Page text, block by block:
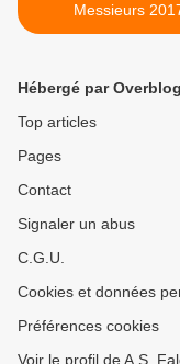
Messieurs
Hébergé par Overblog
Top articles
Pages
Contact
Signaler un abus
C.G.U.
Cookies et données
Préférences cookies
Voir le profil de A.S.